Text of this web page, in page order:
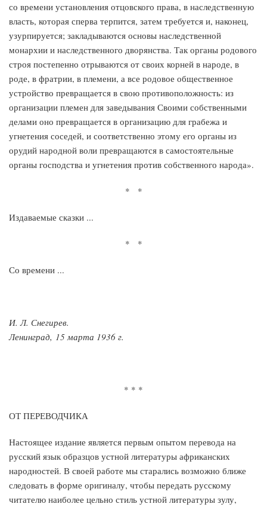
со времени установления отцовского права, в наследственную
власть, которая сперва терпится, затем требуется и, наконец,
узурпируется; закладываются основы наследственной
монархии и наследственного дворянства. Так органы родового
строя постепенно отрываются от своих корней в народе, в
роде, в фратрии, в племени, а все родовое общественное
устройство превращается в свою противоположность: из
организации племен для заведывания Своими собственными
делами оно превращается в организацию для грабежа и
угнетения соседей, и соответственно этому его органы из
орудий народной воли превращаются в самостоятельные
органы господства и угнетения против собственного народа».
* *
Издаваемые сказки ...
* *
Со времени ...
И. Л. Снегирев.
Ленинград, 15 марта 1936 г.
* * *
ОТ ПЕРЕВОДЧИКА
Настоящее издание является первым опытом перевода на
русский язык образцов устной литературы африканских
народностей. В своей работе мы старались возможно ближе
следовать в форме оригиналу, чтобы передать русскому
читателю наиболее цельно стиль устной литературы зулу,